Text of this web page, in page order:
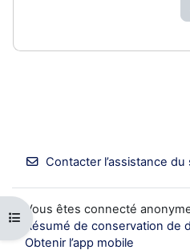
Ouvrir l’index du cours
Contacter l’assistance du
Vous êtes connecté
Résumé de conservation de
Obtenir l’app mobile